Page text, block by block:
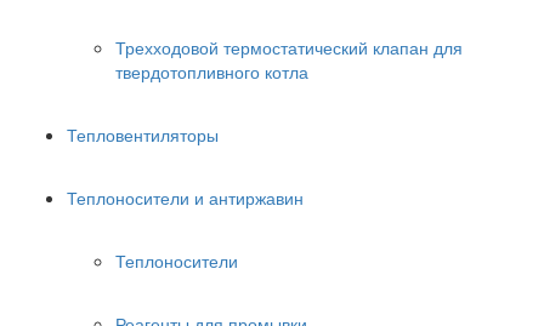
Трехходовой термостатический клапан для
твердотопливного котла
Тепловентиляторы
Теплоносители и антиржавин
Теплоносители